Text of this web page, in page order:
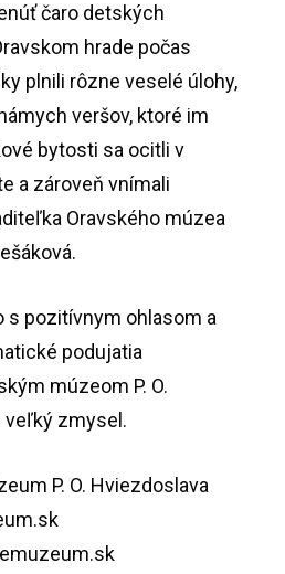
čaro detských
hrade počas
plnili rôzne veselé úlohy,
veršov, ktoré im
bytosti sa ocitli v
a zároveň vnímali
Oravského múzea
s pozitívnym ohlasom a
podujatia
múzeom P. O.
veľký zmysel.
P. O. Hviezdoslava